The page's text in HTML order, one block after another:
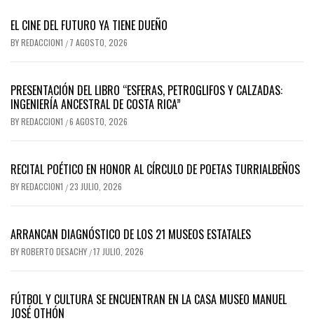
EL CINE DEL FUTURO YA TIENE DUEÑO
BYREDACCION1 / 7 AGOSTO, 2026
PRESENTACIÓN DEL LIBRO “ESFERAS, PETROGLIFOS Y CALZADAS:
INGENIERÍA ANCESTRAL DE COSTA RICA”
BYREDACCION1 /6 AGOSTO, 2026
RECITAL POÉTICO EN HONOR AL CÍRCULO DE POETAS TURRIALBEÑOS
BYREDACCION1 /23 JULIO, 2026
ARRANCAN DIAGNÓSTICO DE LOS 21 MUSEOS ESTATALES
BYROBERTO DESACHY /17 JULIO, 2026
FÚTBOL Y CULTURA SE ENCUENTRAN EN LA CASA MUSEO MANUEL
JOSÉ OTHÓN